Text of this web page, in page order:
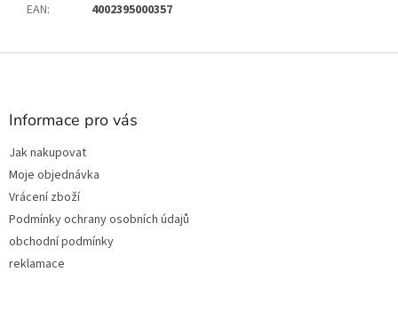
EAN: 4002395000357
Z
Informace pro vás
Jak nakupovat
Moje objednávka
Vrácení zboží
Podmínky ochrany osobních údajů
obchodní podmínky
reklamace